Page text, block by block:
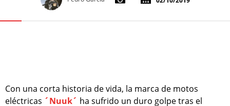
Con una corta historia de vida, la marca de motos
eléctricas ´Nuuk´ ha sufrido un duro golpe tras el